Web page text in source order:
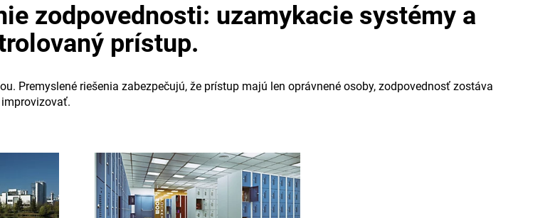
zodpovednosti: uzamykacie systémy a
prístup.
Premyslené riešenia zabezpečujú, že prístup majú len oprávnené osoby, zodpovednosť zostáva